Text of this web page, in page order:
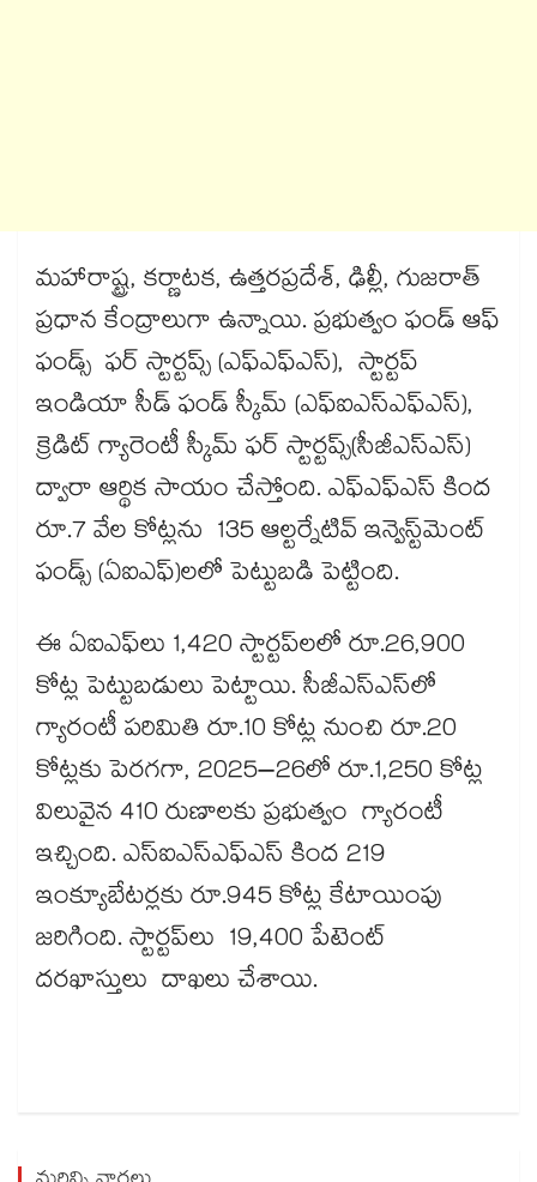
మహారాష్ట్ర, కర్ణాటక, ఉత్తరప్రదేశ్‌‌‌‌‌‌‌‌‌‌‌‌‌‌‌‌, ఢిల్లీ, గుజరాత్‌‌‌‌‌‌‌‌‌‌‌‌‌‌‌‌
ప్రధాన కేంద్రాలుగా ఉన్నాయి. ప్రభుత్వం ఫండ్ ఆఫ్
ఫండ్స్‌‌‌‌‌‌‌‌‌‌‌‌‌‌‌‌ ఫర్ స్టార్టప్స్‌‌‌‌‌‌‌‌‌‌‌‌‌‌‌‌ (ఎఫ్‌‌‌‌‌‌‌‌‌‌‌‌‌‌‌‌ఎఫ్‌‌‌‌‌‌‌‌‌‌‌‌‌‌‌‌ఎస్‌‌‌‌‌‌‌‌‌‌‌‌‌‌‌‌), స్టార్టప్
ఇండియా సీడ్‌‌‌‌‌‌‌‌‌‌‌‌‌‌‌‌ ఫండ్‌‌‌‌‌‌‌‌‌‌‌‌‌‌‌‌ స్కీమ్ (ఎఫ్‌‌‌‌‌‌‌‌‌‌‌‌‌‌‌‌ఐఎస్‌‌‌‌‌‌‌‌‌‌‌‌‌‌‌‌ఎఫ్‌‌‌‌‌‌‌‌‌‌‌‌‌‌‌‌ఎస్‌‌‌‌‌‌‌‌‌‌‌‌‌‌‌‌),
క్రెడిట్ గ్యారెంటీ స్కీమ్‌‌‌‌‌‌‌‌‌‌‌‌‌‌‌‌ ఫర్ స్టార్టప్స్‌‌‌‌‌‌‌‌‌‌‌‌‌‌‌‌(సీజీఎస్‌‌‌‌‌‌‌‌‌‌‌‌‌‌‌‌ఎస్‌‌‌‌‌‌‌‌‌‌‌‌‌‌‌‌)
ద్వారా ఆర్థిక సాయం చేస్తోంది. ఎఫ్‌‌‌‌‌‌‌‌‌‌‌‌‌‌‌‌ఎఫ్ఎస్‌‌‌‌‌‌‌‌‌‌‌‌‌‌‌‌ కింద
రూ.7 వేల కోట్లను 135 ఆల్టర్నేటివ్ ఇన్వెస్ట్‌‌‌‌‌‌‌‌‌‌‌‌‌‌‌‌మెంట్
ఫండ్స్ (ఏఐఎఫ్‌‌‌‌‌‌‌‌‌‌‌‌‌‌‌‌)లలో పెట్టుబడి పెట్టింది.
ఈ ఏఐఎఫ్‌‌‌‌‌‌‌‌‌‌‌‌‌‌‌‌లు 1,420 స్టార్టప్‌‌‌‌‌‌‌‌‌‌‌‌‌‌‌‌లలో రూ.26,900
కోట్ల పెట్టుబడులు పెట్టాయి. సీజీఎస్‌‌‌‌‌‌‌‌‌‌‌‌‌‌‌‌ఎస్‌‌‌‌‌‌‌‌‌‌‌‌‌‌‌‌లో
గ్యారంటీ పరిమితి రూ.10 కోట్ల నుంచి రూ.20
కోట్లకు పెరగగా, 2025–26లో రూ.1,250 కోట్ల
విలువైన 410 రుణాలకు ప్రభుత్వం గ్యారంటీ
ఇచ్చింది. ఎస్‌‌‌‌‌‌‌‌‌‌‌‌‌‌‌‌ఐఎస్‌‌‌‌‌‌‌‌‌‌‌‌‌‌‌‌ఎఫ్‌‌‌‌‌‌‌‌‌‌‌‌‌‌‌‌ఎస్‌‌‌‌‌‌‌‌‌‌‌‌‌‌‌‌ కింద 219
ఇంక్యూబేటర్లకు రూ.945 కోట్ల కేటాయింపు
జరిగింది. స్టార్టప్‌‌‌‌‌‌‌‌‌‌‌‌‌‌‌‌లు 19,400 పేటెంట్‌‌‌‌‌‌‌‌‌‌‌‌‌‌‌‌
దరఖాస్తులు దాఖలు చేశాయి.